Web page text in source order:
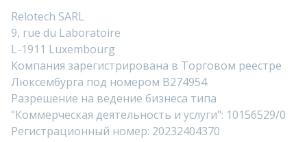
Relotech SARL
9, rue du Laboratoire
L-1911 Luxembourg
Компания зарегистрирована в Торговом реестре
Люксембурга под номером B274954
Разрешение на ведение бизнеса типа
"Коммерческая деятельность и услуги": 10156529/0
Регистрационный номер: 20232404370